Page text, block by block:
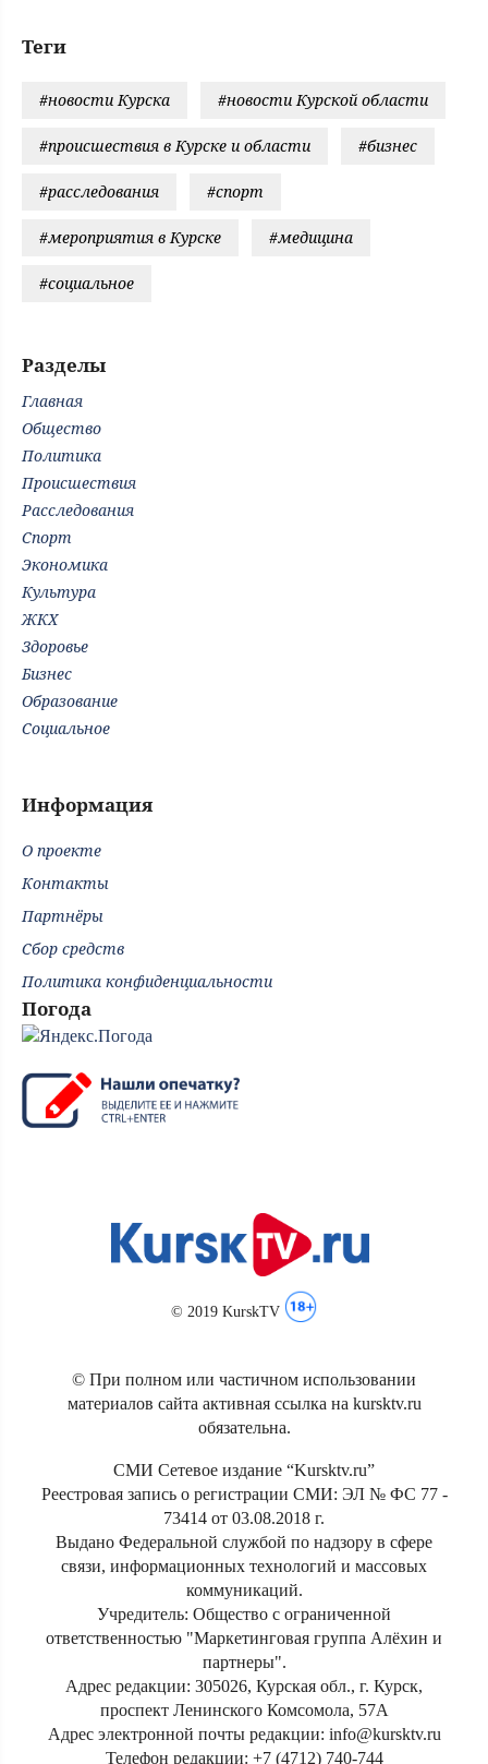
Теги
#новости Курска #новости Курской области
#происшествия в Курске и области #бизнес
#расследования #спорт
#мероприятия в Курске #медицина
#социальное
Разделы
Главная
Общество
Политика
Происшествия
Расследования
Спорт
Экономика
Культура
ЖКХ
Здоровье
Бизнес
Образование
Социальное
Информация
О проекте
Контакты
Партнёры
Сбор средств
Политика конфиденциальности
Погода
© 2019 KurskTV
© При полном или частичном использовании
материалов сайта активная ссылка на kursktv.ru
обязательна.
СМИ Сетевое издание “Kursktv.ru”
Реестровая запись о регистрации СМИ: ЭЛ № ФС 77 -
73414 от 03.08.2018 г.
Выдано Федеральной службой по надзору в сфере
связи, информационных технологий и массовых
коммуникаций.
Учредитель: Общество с ограниченной
ответственностью "Маркетинговая группа Алёхин и
партнеры".
Адрес редакции: 305026, Курская обл., г. Курск,
проспект Ленинского Комсомола, 57А
Адрес электронной почты редакции: info@kursktv.ru
Телефон редакции: +7 (4712) 740-744